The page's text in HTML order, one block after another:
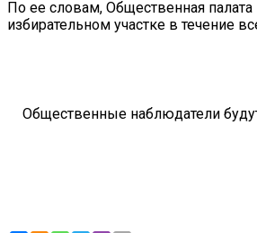
По ее словам, Общественная
избирательном участке в течение
Общественные наблюдатели